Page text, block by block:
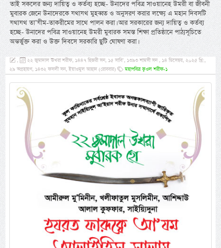
তাই সকলের জন্য দায়িত্ব ও কর্তব্য হচ্ছে- উনাদের পবিত্র সাওয়ানেহ উমরী বা জীবনী
মুবারক জেনে উনাদেরকে যথাযথ মুহব্বত ও অনুসরণ করার লক্ষ্যে এ মহান দিবসটি
যথাযথ তা’যীম-তাকরীমের সাথে পালন করা। আর সরকারের জন্য দায়িত্ব ও কর্তব্য
হচ্ছে- উনাদের পবিত্র সাওয়ানেহ উমরী মুবারক সমস্ত শিক্ষা প্রতিষ্ঠানে পাঠ্যসূচিতে
অন্তর্ভুক্ত করা ও উক্ত দিবসে সরকারি ছুটি ঘোষণা করা।
,
২২ জুমাদাল ঊখরা শরীফ, ১৪৪৭ হিজরী সন, ১৫ সাবি’, ১৩৯৩ শামসী সন , ১৪ ডিসেম্বর, ২০২৫ খ্রি:,
২৯ অগ্রহায়ণ, ১৪৩২ ফসলী সন, ইয়াওমুল আহাদ (রোববার)
মহাপবিত্র ক্বওল শরীফ-১